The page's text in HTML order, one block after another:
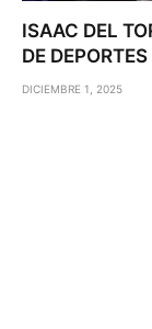
ISAAC DEL
DE
DICIEMBRE 1, 2025